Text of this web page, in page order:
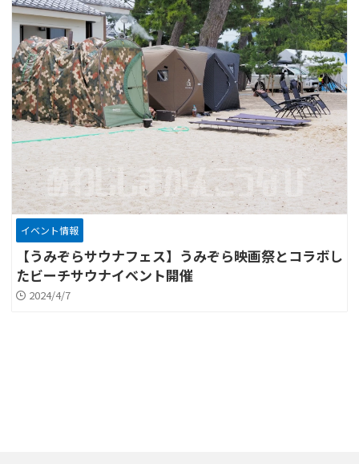
イベント情報
【うみぞらサウナフェス】うみぞら映画祭とコラボし
たビーチサウナイベント開催
2024/4/7